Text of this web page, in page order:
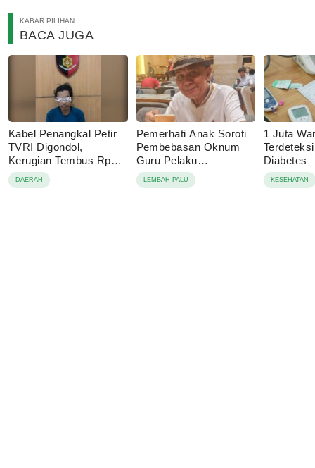
KABAR PILIHAN
BACA JUGA
Kabel Penangkal Petir
TVRI Digondol,
Kerugian Tembus Rp80
Juta
DAERAH
Pemerhati Anak Soroti
Pembebasan Oknum
Guru Pelaku
Pencabulan, Desak
Proses Hukum
LEMBAH PALU
1 Juta
Diabetes
KESEHATAN